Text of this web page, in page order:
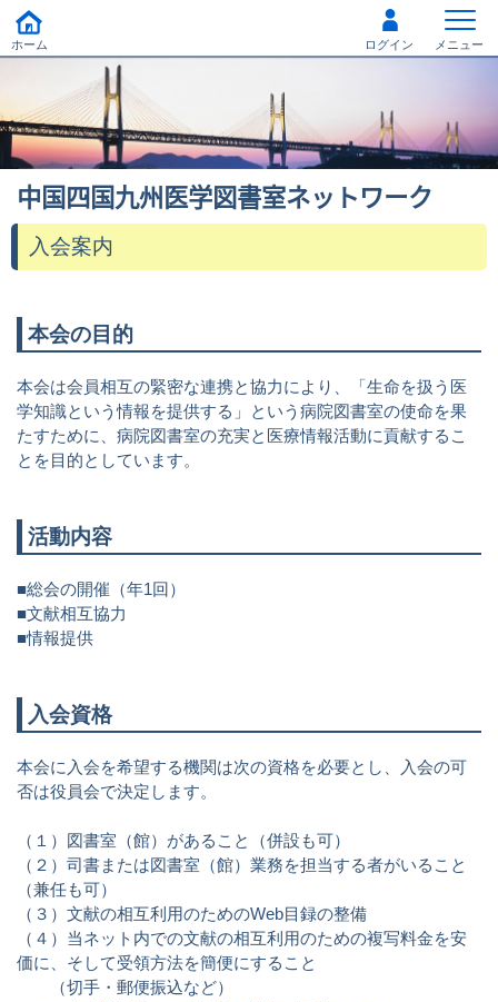
中国四国九州医学図書室ネットワーク
入会案内
本会の目的
本会は会員相互の緊密な連携と協力により、「生命を扱う医
学知識という情報を提供する」という病院図書室の使命を果
たすために、病院図書室の充実と医療情報活動に貢献するこ
とを目的としています。
活動内容
■総会の開催（年1回）
■文献相互協力
■情報提供
入会資格
本会に入会を希望する機関は次の資格を必要とし、入会の可
否は役員会で決定します。
（１）図書室（館）があること（併設も可）
（２）司書または図書室（館）業務を担当する者がいること
（兼任も可）
（３）文献の相互利用のためのWeb目録の整備
（４）当ネット内での文献の相互利用のための複写料金を安
価に、そして受領方法を簡便にすること
（切手・郵便振込など）
ホーム ログイン メニュー